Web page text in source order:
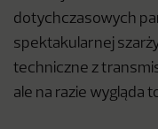
dotychczasowych
spektakularnej
techniczne z
ale na razie wygląda